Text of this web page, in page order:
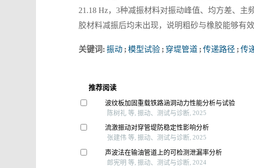
21.18 Hz，3种减振材料对振动峰值、均方差、主
胶材料减振后均未出现，说明粗砂与橡胶能够有
关键词: 振动 ; 模型试验 ; 穿堤管道 ; 传递路径 ; 传
推荐阅读
波纹板加固重载铁路涵洞动力性能分析与试验
陈树礼 等, 振动、测试与诊断, 2025
流激振动对穿管堤防稳定性影响分析
张建伟 等, 振动、测试与诊断, 2025
声波法在输油管道上的可检测泄漏率分析
郎宪明 等, 振动、测试与诊断, 2024